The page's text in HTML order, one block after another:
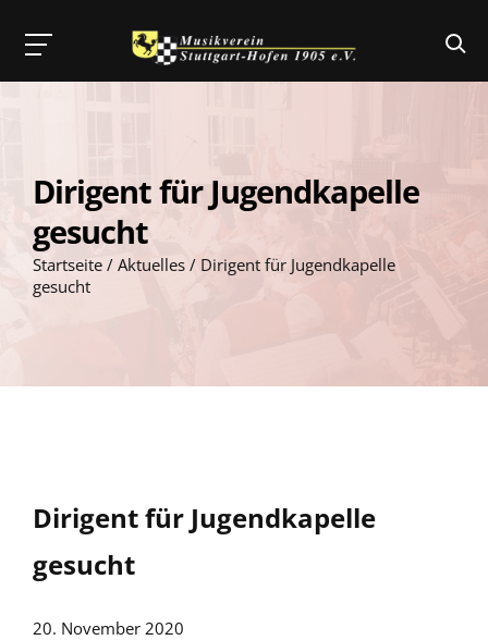
Dirigent für Jugendkapelle
gesucht
Startseite / Aktuelles / Dirigent für Jugendkapelle
gesucht
Dirigent für Jugendkapelle
gesucht
20. November 2020